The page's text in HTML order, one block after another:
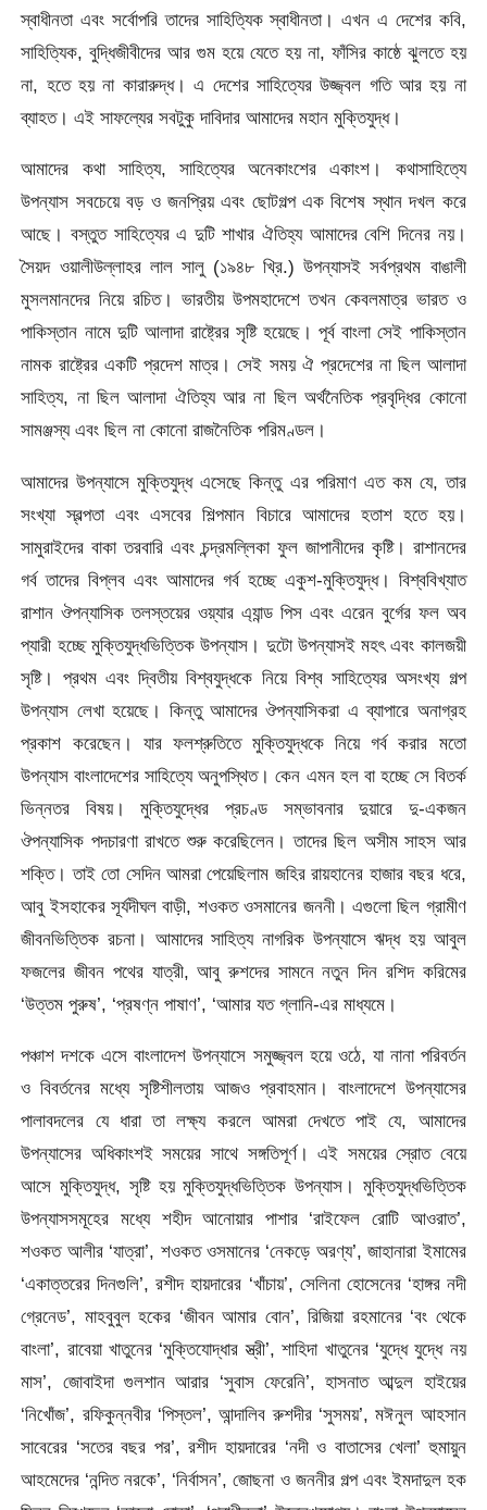
স্বাধীনতা এবং সর্বোপরি তাদের সাহিত্যিক স্বাধীনতা। এখন এ দেশের কবি,
সাহিত্যিক, বুদ্ধিজীবীদের আর গুম হয়ে যেতে হয় না, ফাঁসির কাষ্ঠে ঝুলতে হয়
না, হতে হয় না কারারুদ্ধ। এ দেশের সাহিত্যের উজ্জ্বল গতি আর হয় না
ব্যাহত। এই সাফল্যের সবটুকু দাবিদার আমাদের মহান মুক্তিযুদ্ধ।
আমাদের কথা সাহিত্য, সাহিত্যের অনেকাংশের একাংশ। কথাসাহিত্যে
উপন্যাস সবচেয়ে বড় ও জনপ্রিয় এবং ছোটগল্প এক বিশেষ স্থান দখল করে
আছে। বস্তুত সাহিত্যের এ দুটি শাখার ঐতিহ্য আমাদের বেশি দিনের নয়।
সৈয়দ ওয়ালীউল্লাহর লাল সালু (১৯৪৮ খ্রি.) উপন্যাসই সর্বপ্রথম বাঙালী
মুসলমানদের নিয়ে রচিত। ভারতীয় উপমহাদেশে তখন কেবলমাত্র ভারত ও
পাকিস্তান নামে দুটি আলাদা রাষ্ট্রের সৃষ্টি হয়েছে। পূর্ব বাংলা সেই পাকিস্তান
নামক রাষ্ট্রের একটি প্রদেশ মাত্র। সেই সময় ঐ প্রদেশের না ছিল আলাদা
সাহিত্য, না ছিল আলাদা ঐতিহ্য আর না ছিল অর্থনৈতিক প্রবৃদ্ধির কোনো
সামঞ্জস্য এবং ছিল না কোনো রাজনৈতিক পরিমণ্ডল।
আমাদের উপন্যাসে মুক্তিযুদ্ধ এসেছে কিন্তু এর পরিমাণ এত কম যে, তার
সংখ্যা স্বল্পতা এবং এসবের শিল্পমান বিচারে আমাদের হতাশ হতে হয়।
সামুরাইদের বাকা তরবারি এবং চন্দ্রমল্লিকা ফুল জাপানীদের কৃষ্টি। রাশানদের
গর্ব তাদের বিপ্লব এবং আমাদের গর্ব হচ্ছে একুশ-মুক্তিযুদ্ধ। বিশ্ববিখ্যাত
রাশান ঔপন্যাসিক তলস্তয়ের ওয়্যার এ্যান্ড পিস এবং এরেন বুর্গের ফল অব
প্যারী হচ্ছে মুক্তিযুদ্ধভিত্তিক উপন্যাস। দুটো উপন্যাসই মহৎ এবং কালজয়ী
সৃষ্টি। প্রথম এবং দ্বিতীয় বিশ্বযুদ্ধকে নিয়ে বিশ্ব সাহিত্যের অসংখ্য গল্প
উপন্যাস লেখা হয়েছে। কিন্তু আমাদের ঔপন্যাসিকরা এ ব্যাপারে অনাগ্রহ
প্রকাশ করেছেন। যার ফলশ্রুতিতে মুক্তিযুদ্ধকে নিয়ে গর্ব করার মতো
উপন্যাস বাংলাদেশের সাহিত্যে অনুপস্থিত। কেন এমন হল বা হচ্ছে সে বিতর্ক
ভিন্নতর বিষয়। মুক্তিযুদ্ধের প্রচণ্ড সম্ভাবনার দুয়ারে দু-একজন
ঔপন্যাসিক পদচারণা রাখতে শুরু করেছিলেন। তাদের ছিল অসীম সাহস আর
শক্তি। তাই তো সেদিন আমরা পেয়েছিলাম জহির রায়হানের হাজার বছর ধরে,
আবু ইসহাকের সূর্যদীঘল বাড়ী, শওকত ওসমানের জননী। এগুলো ছিল গ্রামীণ
জীবনভিত্তিক রচনা। আমাদের সাহিত্য নাগরিক উপন্যাসে ঋদ্ধ হয় আবুল
ফজলের জীবন পথের যাত্রী, আবু রুশদের সামনে নতুন দিন রশিদ করিমের
‘উত্তম পুরুষ’, ‘প্রষণ্ন পাষাণ’, ‘আমার যত গ্লানি-এর মাধ্যমে।
পঞ্চাশ দশকে এসে বাংলাদেশ উপন্যাসে সমুজ্জ্বল হয়ে ওঠে, যা নানা পরিবর্তন
ও বিবর্তনের মধ্যে সৃষ্টিশীলতায় আজও প্রবাহমান। বাংলাদেশে উপন্যাসের
পালাবদলের যে ধারা তা লক্ষ্য করলে আমরা দেখতে পাই যে, আমাদের
উপন্যাসের অধিকাংশই সময়ের সাথে সঙ্গতিপূর্ণ। এই সময়ের স্রোত বেয়ে
আসে মুক্তিযুদ্ধ, সৃষ্টি হয় মুক্তিযুদ্ধভিত্তিক উপন্যাস। মুক্তিযুদ্ধভিত্তিক
উপন্যাসসমূহের মধ্যে শহীদ আনোয়ার পাশার ‘রাইফেল রোটি আওরাত’,
শওকত আলীর ‘যাত্রা’, শওকত ওসমানের ‘নেকড়ে অরণ্য’, জাহানারা ইমামের
‘একাত্তরের দিনগুলি’, রশীদ হায়দারের ‘খাঁচায়’, সেলিনা হোসেনের ‘হাঙ্গর নদী
গ্রেনেড’, মাহবুবুল হকের ‘জীবন আমার বোন’, রিজিয়া রহমানের ‘বং থেকে
বাংলা’, রাবেয়া খাতুনের ‘মুক্তিযোদ্ধার স্ত্রী’, শাহিদা খাতুনের ‘যুদ্ধে যুদ্ধে নয়
মাস’, জোবাইদা গুলশান আরার ‘সুবাস ফেরেনি’, হাসনাত আব্দুল হাইয়ের
‘নিখোঁজ’, রফিকুন্নবীর ‘পিস্তল’, আন্দালিব রুশদীর ‘সুসময়’, মঈনুল আহসান
সাবেরের ‘সতের বছর পর’, রশীদ হায়দারের ‘নদী ও বাতাসের খেলা’ হুমায়ুন
আহমেদের ‘নন্দিত নরকে’, ‘নির্বাসন’, জোছনা ও জননীর গল্প এবং ইমদাদুল হক